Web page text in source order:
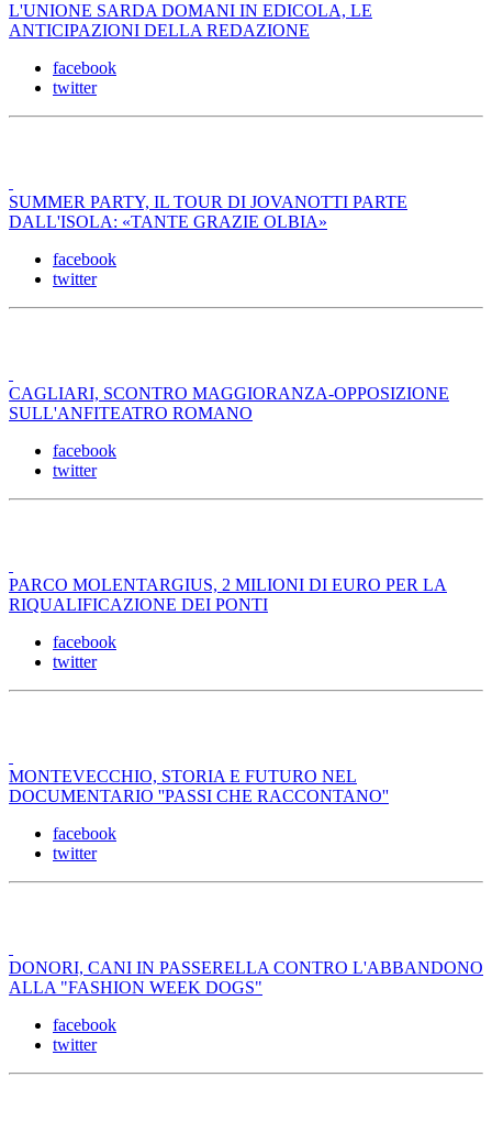
L'UNIONE SARDA DOMANI IN EDICOLA, LE
ANTICIPAZIONI DELLA REDAZIONE
facebook
twitter
SUMMER PARTY, IL TOUR DI JOVANOTTI PARTE
DALL'ISOLA: «TANTE GRAZIE OLBIA»
facebook
twitter
CAGLIARI, SCONTRO MAGGIORANZA-OPPOSIZIONE
SULL'ANFITEATRO ROMANO
facebook
twitter
PARCO MOLENTARGIUS, 2 MILIONI DI EURO PER LA
RIQUALIFICAZIONE DEI PONTI
facebook
twitter
MONTEVECCHIO, STORIA E FUTURO NEL
DOCUMENTARIO ''PASSI CHE RACCONTANO''
facebook
twitter
DONORI, CANI IN PASSERELLA CONTRO L'ABBANDONO
ALLA "FASHION WEEK DOGS"
facebook
twitter